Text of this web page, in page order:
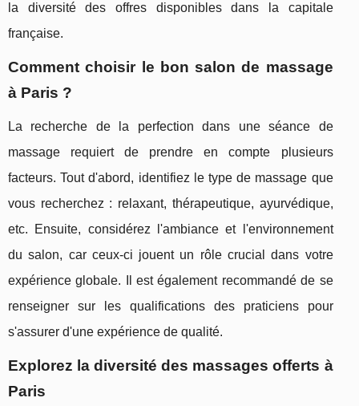
la diversité des offres disponibles dans la capitale
française.
Comment choisir le bon salon de massage
à Paris ?
La recherche de la perfection dans une séance de
massage requiert de prendre en compte plusieurs
facteurs. Tout d'abord, identifiez le type de massage que
vous recherchez : relaxant, thérapeutique, ayurvédique,
etc. Ensuite, considérez l'ambiance et l'environnement
du salon, car ceux-ci jouent un rôle crucial dans votre
expérience globale. Il est également recommandé de se
renseigner sur les qualifications des praticiens pour
s'assurer d'une expérience de qualité.
Explorez la diversité des massages offerts à
Paris